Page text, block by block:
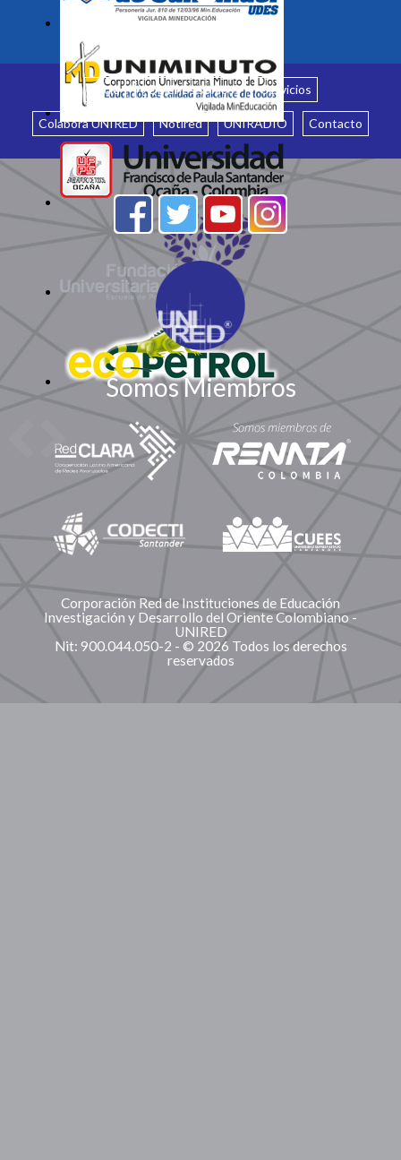
Inicio ¿Quiénes somos? Servicios
Colabora UNIRED Notired UNIRADIO Contacto
Somos Miembros
Corporación Red de Instituciones de Educación
Investigación y Desarrollo del Oriente Colombiano -
UNIRED
Nit: 900.044.050-2 - © 2026 Todos los derechos
reservados